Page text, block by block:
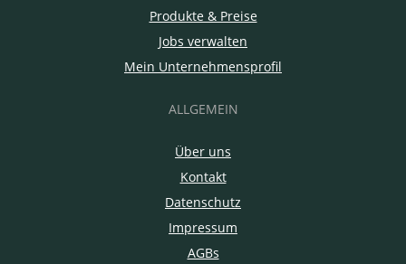
Produkte & Preise
Jobs verwalten
Mein Unternehmensprofil
ALLGEMEIN
Über uns
Kontakt
Datenschutz
Impressum
AGBs